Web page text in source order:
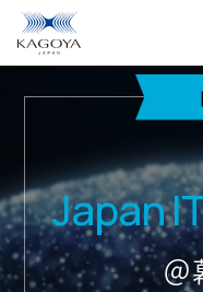
Japan
＠